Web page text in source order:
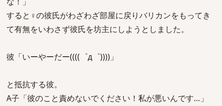
すると♀の彼氏がわざわざ部屋に戻りバリカンをもってき
て有無をいわさず彼氏を坊主にしようとしました。
彼「いーやーだー((((゜д゜))))」
と抵抗する彼。
A子「彼のこと責めないでください！私が悪いんです…」